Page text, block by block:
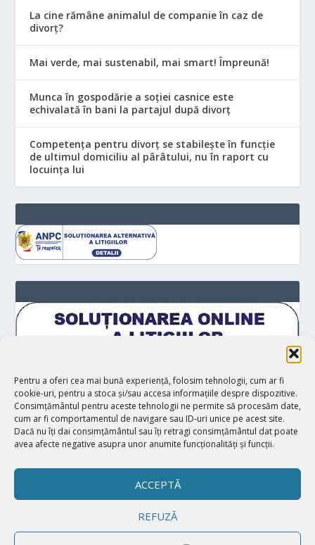
Pentru a oferi cea mai bună experiență, folosim tehnologii, cum ar fi
cookie-uri, pentru a stoca și/sau accesa informațiile despre dispozitive.
Consimțământul pentru aceste tehnologii ne permite să procesăm date,
cum ar fi comportamentul de navigare sau ID-uri unice pe acest site.
Dacă nu îți dai consimțământul sau îți retragi consimțământul dat poate
avea afecte negative asupra unor anumite funcționalități și funcții.
ACCEPTĂ
REFUZĂ
La cine rămâne animalul de companie în caz de
divorț?
Mai verde, mai sustenabil, mai smart! Împreună!
Munca în gospodărie a soției casnice este
echivalată în bani la partajul după divorț
Competența pentru divorț se stabilește în funcție
de ultimul domiciliu al pârâtului, nu în raport cu
locuinţa lui
Proiectat deElegant Themes| Realizat deWordPress